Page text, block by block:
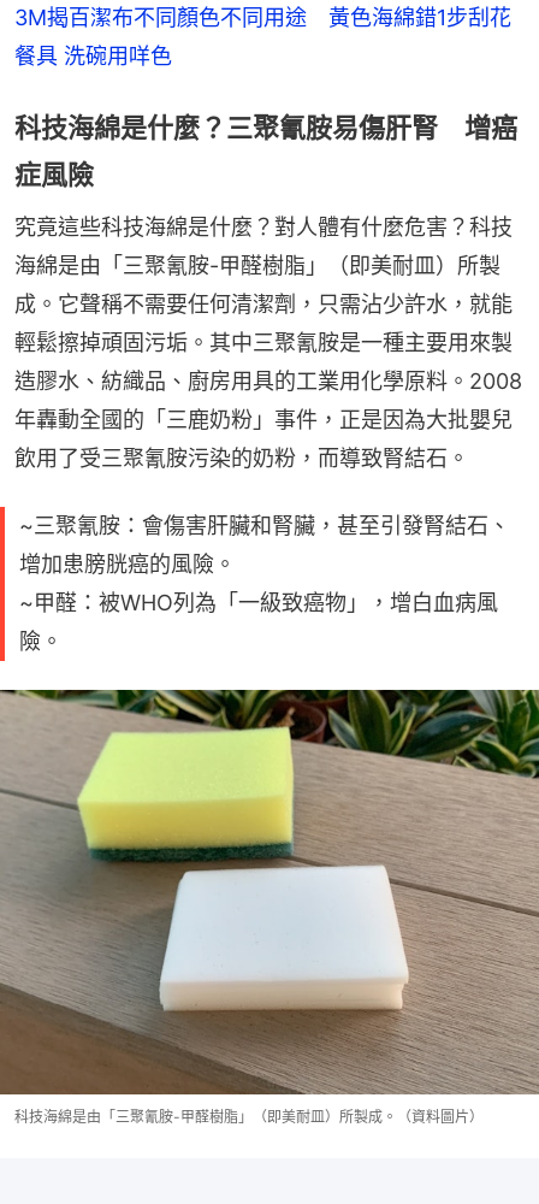
3M揭百潔布不同顏色不同用途　黃色海綿錯1步刮花
餐具 洗碗用咩色
科技海綿是什麼？三聚氰胺易傷肝腎 增癌
症風險
究竟這些科技海綿是什麼？對人體有什麼危害？科技
海綿是由「三聚氰胺-甲醛樹脂」（即美耐皿）所製
成。它聲稱不需要任何清潔劑，只需沾少許水，就能
輕鬆擦掉頑固污垢。其中三聚氰胺是一種主要用來製
造膠水、紡織品、廚房用具的工業用化學原料。2008
年轟動全國的「三鹿奶粉」事件，正是因為大批嬰兒
飲用了受三聚氰胺污染的奶粉，而導致腎結石。
~三聚氰胺：會傷害肝臟和腎臟，甚至引發腎結石、
增加患膀胱癌的風險。
~甲醛：被WHO列為「一級致癌物」，增白血病風
險。
科技海綿是由「三聚氰胺-甲醛樹脂」（即美耐皿）所製成。（資料圖片）